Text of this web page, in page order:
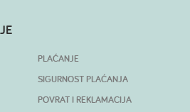
PLAĆANJE
SIGURNOST PLAĆANJA
POVRAT I REKLAMACIJA